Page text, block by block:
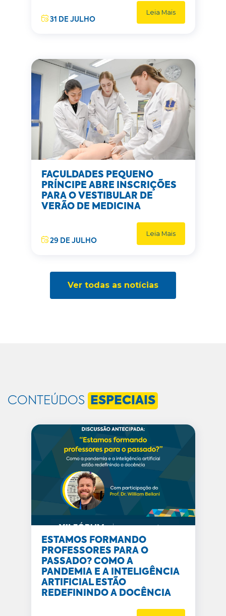
31 DE JULHO
Leia Mais
FACULDADES PEQUENO
PRÍNCIPE ABRE INSCRIÇÕES
PARA O VESTIBULAR DE
VERÃO DE MEDICINA
29 DE JULHO
Leia Mais
Ver todas as notícias
CONTEÚDOS ESPECIAIS
ESTAMOS FORMANDO
PROFESSORES PARA O
PASSADO? COMO A
PANDEMIA E A INTELIGÊNCIA
ARTIFICIAL ESTÃO
REDEFININDO A DOCÊNCIA